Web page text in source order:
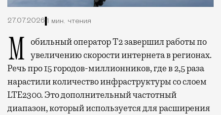
27.07.2026 1 мин. чтения
Мобильный оператор Т2 завершил работы по увеличению скорости интернета в регионах.
Речь про 15 городов-миллионников, где в 2,5 раза
нарастили количество инфраструктуры со слоем
LTE2300. Это дополнительный частотный
диапазон, который используется для расширения